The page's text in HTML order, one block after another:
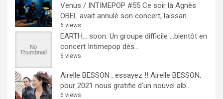
Venus / INTIMEPOP #55 Ce soir là Agnès
OBEL avait annulé son concert, laissan...
6 views
EARTH… soon. Un groupe difficile ...bientôt en
concert Intimepop dès...
6 views
Airelle BESSON , essayez !! Airelle BESSON,
pour 2021 nous gratifie d'un nouvel alb...
6 views